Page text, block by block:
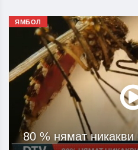
ЯМБОЛ
80 % нямат